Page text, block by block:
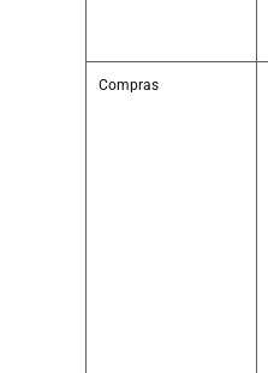
Compras